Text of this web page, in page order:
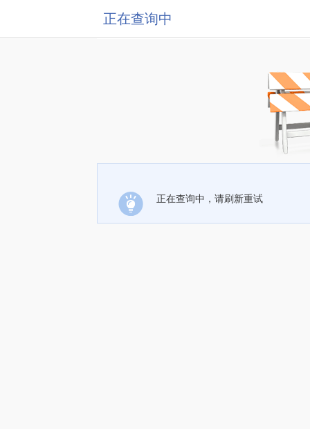
正在查询中
正在查询中，请刷新重试